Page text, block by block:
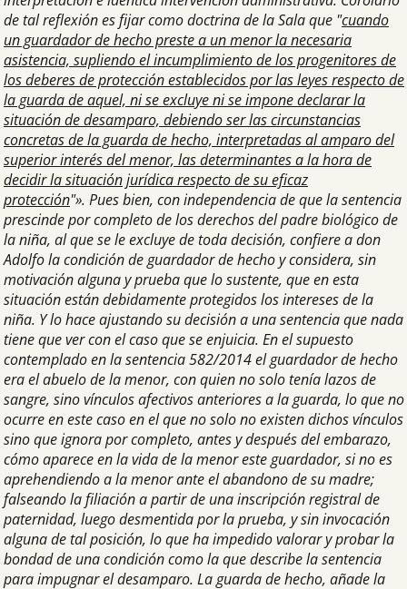
de tal reflexión es fijar como doctrina de la Sala que "cuando
un guardador de hecho preste a un menor la necesaria
asistencia, supliendo el incumplimiento de los progenitores de
los deberes de protección establecidos por las leyes respecto de
la guarda de aquel, ni se excluye ni se impone declarar la
situación de desamparo, debiendo ser las circunstancias
concretas de la guarda de hecho, interpretadas al amparo del
superior interés del menor, las determinantes a la hora de
decidir la situación jurídica respecto de su eficaz
protección"». Pues bien, con independencia de que la sentencia
prescinde por completo de los derechos del padre biológico de
la niña, al que se le excluye de toda decisión, confiere a don
Adolfo la condición de guardador de hecho y considera, sin
motivación alguna y prueba que lo sustente, que en esta
situación están debidamente protegidos los intereses de la
niña. Y lo hace ajustando su decisión a una sentencia que nada
tiene que ver con el caso que se enjuicia. En el supuesto
contemplado en la sentencia 582/2014 el guardador de hecho
era el abuelo de la menor, con quien no solo tenía lazos de
sangre, sino vínculos afectivos anteriores a la guarda, lo que no
ocurre en este caso en el que no solo no existen dichos vínculos
sino que ignora por completo, antes y después del embarazo,
cómo aparece en la vida de la menor este guardador, si no es
aprehendiendo a la menor ante el abandono de su madre;
falseando la filiación a partir de una inscripción registral de
paternidad, luego desmentida por la prueba, y sin invocación
alguna de tal posición, lo que ha impedido valorar y probar la
bondad de una condición como la que describe la sentencia
para impugnar el desamparo. La guarda de hecho, añade la